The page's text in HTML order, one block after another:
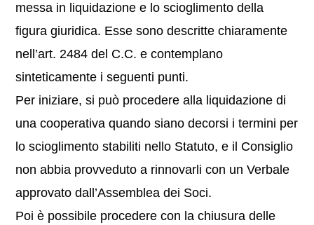
messa in liquidazione e lo scioglimento della
figura giuridica. Esse sono descritte chiaramente
nell’art. 2484 del C.C. e contemplano
sinteticamente i seguenti punti.
Per iniziare, si può procedere alla liquidazione di
una cooperativa quando siano decorsi i termini per
lo scioglimento stabiliti nello Statuto, e il Consiglio
non abbia provveduto a rinnovarli con un Verbale
approvato dall’Assemblea dei Soci.
Poi è possibile procedere con la chiusura delle